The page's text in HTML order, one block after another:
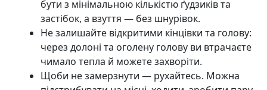
бути з мінімальною кількістю ґудзиків та
застібок, а взуття — без шнурівок.
Не залишайте відкритими кінцівки та голову:
через долоні та оголену голову ви втрачаєте
чимало тепла й можете захворіти.
Щоби не замерзнути — рухайтесь. Можна